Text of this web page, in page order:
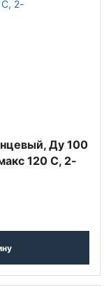
Ду 100
120 С, 2-